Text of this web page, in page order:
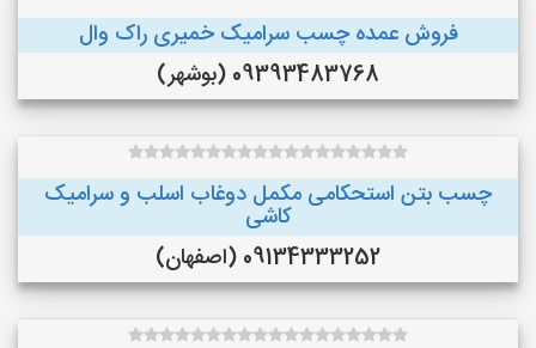
فروش عمده چسب سرامیک خمیری راک وال
09393483768 (بوشهر)
چسب بتن استحکامی مکمل دوغاب اسلب و سرامیک
کاشی
09134333252 (اصفهان)